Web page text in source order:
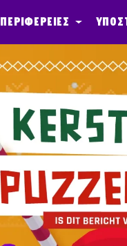
Περιφέρειες